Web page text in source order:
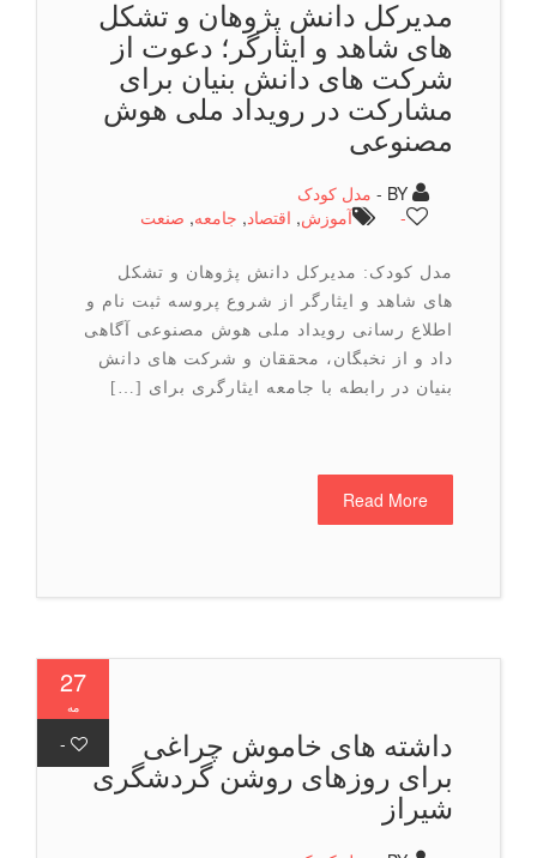
مدیركل دانش پژوهان و تشكل
های شاهد و ایثارگر؛ دعوت از
شرکت های دانش بنیان برای
مشارکت در رویداد ملی هوش
مصنوعی
مدل کودک
آموزش,اقتصاد ,جامعه,صنعت
مدل کودک: مدیرکل دانش پژوهان و تشکل
های شاهد و ایثارگر از شروع پروسه ثبت نام و
اطلاع رسانی رویداد ملی هوش مصنوعی آگاهی
داد و از نخبگان، محققان و شرکت های دانش
بنیان در رابطه با جامعه ایثارگری برای […]
Read More
داشته های خاموش چراغی
برای روزهای روشن گردشگری
شیراز